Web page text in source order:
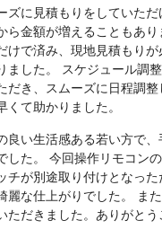
ズに見積もりをしていた
ら金額が増えることもあり
けで済み、現地見積もりが
ました。
スケジュール調
だき、スムーズに日程調整
くて助かりました。
良い生活感ある若い方で、
た。
今回操作リモコン
チが別途取り付けとなった
な仕上がりでした。
ま
ただきました。ありがとう